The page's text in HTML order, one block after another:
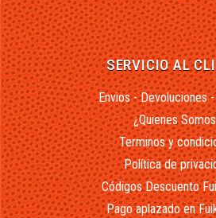
SERVICIO AL
Envios - Devoluciones -
¿Quienes
Terminos y
Política de
Códigos Descuento
Pago aplazado en